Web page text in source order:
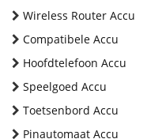
Wireless Router Accu
Compatibele Accu
Hoofdtelefoon Accu
Speelgoed Accu
Toetsenbord Accu
Pinautomaat Accu